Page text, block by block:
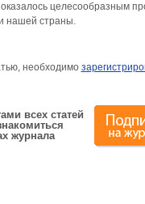
целесообразным
нашей страны.
необходимо
всех статей
журнала